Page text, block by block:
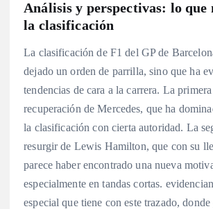
Análisis y perspectivas: lo que
la clasificación
La clasificación de F1 del GP de
dejado un orden de parrilla, sino que ha
tendencias de cara a la carrera. La primera
recuperación de Mercedes, que ha
la clasificación con cierta autoridad. La
resurgir de Lewis Hamilton, que con su
parece haber encontrado una nueva
especialmente en tandas cortas.
especial que tiene con este trazado,